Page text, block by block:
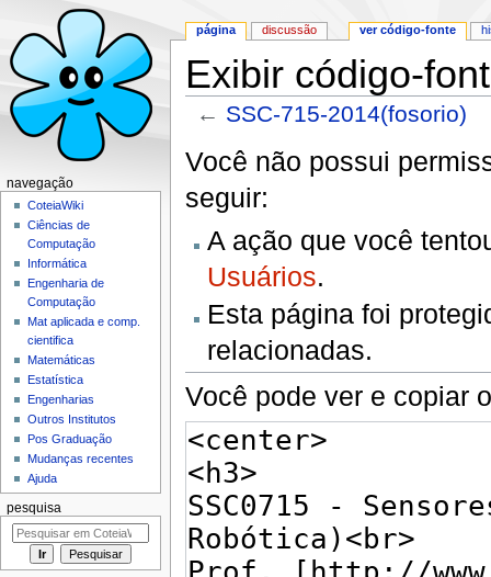
Exibir código-
← SSC-715-2014(fosorio)
Você não possui
seguir:
A ação que você
Usuários.
Esta página foi
relacionadas.
Você pode ver e copiar
página discussão ver código-fonte
navegação
CoteiaWiki
Ciências de
Computação
Informática
Engenharia de
Computação
Mat aplicada e comp.
cientifica
Matemáticas
Estatística
Engenharias
Outros Institutos
Pos Graduação
Mudanças recentes
Ajuda
pesquisa